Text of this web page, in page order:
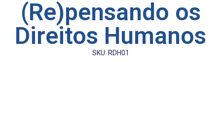
(Re)pensando os
Direitos Humanos
SKU: RDH01